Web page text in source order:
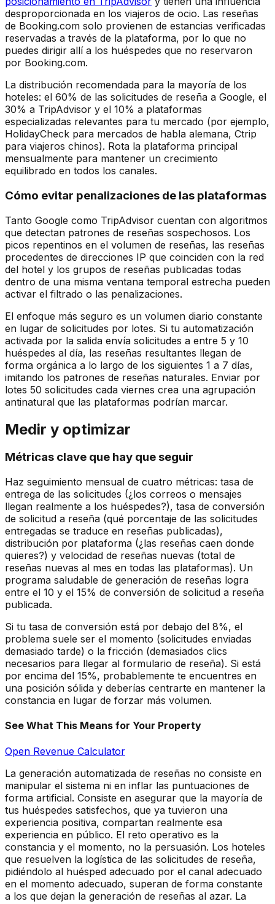
desproporcionada en los viajeros de ocio. Las reseñas
de Booking.com solo provienen de estancias verificadas
reservadas a través de la plataforma, por lo que no
puedes dirigir allí a los huéspedes que no reservaron
por Booking.com.
La distribución recomendada para la mayoría de los
hoteles: el 60% de las solicitudes de reseña a Google, el
30% a TripAdvisor y el 10% a plataformas
especializadas relevantes para tu mercado (por ejemplo,
HolidayCheck para mercados de habla alemana, Ctrip
para viajeros chinos). Rota la plataforma principal
mensualmente para mantener un crecimiento
equilibrado en todos los canales.
Cómo evitar penalizaciones de las plataformas
Tanto Google como TripAdvisor cuentan con algoritmos
que detectan patrones de reseñas sospechosos. Los
picos repentinos en el volumen de reseñas, las reseñas
procedentes de direcciones IP que coinciden con la red
del hotel y los grupos de reseñas publicadas todas
dentro de una misma ventana temporal estrecha pueden
activar el filtrado o las penalizaciones.
El enfoque más seguro es un volumen diario constante
en lugar de solicitudes por lotes. Si tu automatización
activada por la salida envía solicitudes a entre 5 y 10
huéspedes al día, las reseñas resultantes llegan de
forma orgánica a lo largo de los siguientes 1 a 7 días,
imitando los patrones de reseñas naturales. Enviar por
lotes 50 solicitudes cada viernes crea una agrupación
antinatural que las plataformas podrían marcar.
Medir y optimizar
Métricas clave que hay que seguir
Haz seguimiento mensual de cuatro métricas: tasa de
entrega de las solicitudes (¿los correos o mensajes
llegan realmente a los huéspedes?), tasa de conversión
de solicitud a reseña (qué porcentaje de las solicitudes
entregadas se traduce en reseñas publicadas),
distribución por plataforma (¿las reseñas caen donde
quieres?) y velocidad de reseñas nuevas (total de
reseñas nuevas al mes en todas las plataformas). Un
programa saludable de generación de reseñas logra
entre el 10 y el 15% de conversión de solicitud a reseña
publicada.
Si tu tasa de conversión está por debajo del 8%, el
problema suele ser el momento (solicitudes enviadas
demasiado tarde) o la fricción (demasiados clics
necesarios para llegar al formulario de reseña). Si está
por encima del 15%, probablemente te encuentres en
una posición sólida y deberías centrarte en mantener la
constancia en lugar de forzar más volumen.
See What This Means for Your Property
Open Revenue Calculator
La generación automatizada de reseñas no consiste en
manipular el sistema ni en inflar las puntuaciones de
forma artificial. Consiste en asegurar que la mayoría de
tus huéspedes satisfechos, que ya tuvieron una
experiencia positiva, compartan realmente esa
experiencia en público. El reto operativo es la
constancia y el momento, no la persuasión. Los hoteles
que resuelven la logística de las solicitudes de reseña,
pidiéndolo al huésped adecuado por el canal adecuado
en el momento adecuado, superan de forma constante
a los que dejan la generación de reseñas al azar. La